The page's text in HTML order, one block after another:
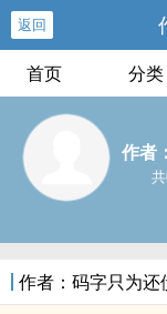
返回
首页 分类
作者
作者：码字只为